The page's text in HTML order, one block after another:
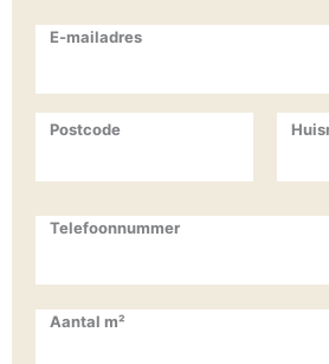
E-mailadres
Postcode
Telefoonnummer
Aantal m²